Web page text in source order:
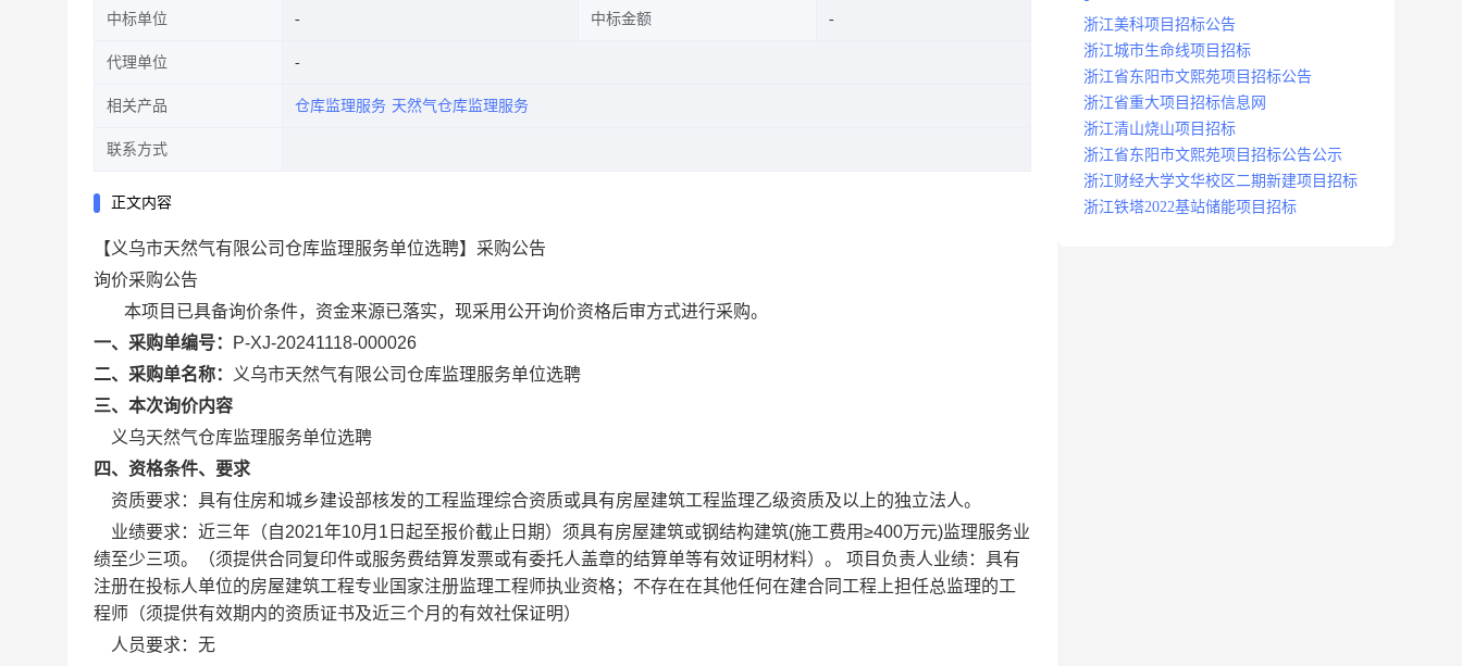
中标单位 中标金额
代理单位
相关产品 仓库监理服务 天然气仓库监理服务
联系方式
正文内容
【义乌市天然气有限公司仓库监理服务单位选聘】采购公告
询价采购公告
本项目已具备询价条件，资金来源已落实，现采用公开询价资格后审方式进行采购。
一、采购单编号：
P-XJ-20241118-000026
二、采购单名称：
义乌市天然气有限公司仓库监理服务单位选聘
三、本次询价内容
义乌天然气仓库监理服务单位选聘
四、资格条件、要求
资质要求：具有住房和城乡建设部核发的工程监理综合资质或具有房屋建筑工程监理乙级资质及以上的独立法人。
业绩要求：近三年（自2021年10月1日起至报价截止日期）须具有房屋建筑或钢结构建筑(施工费用≥400万元)监理服务业
绩至少三项。（须提供合同复印件或服务费结算发票或有委托人盖章的结算单等有效证明材料）。 项目负责人业绩：具有
注册在投标人单位的房屋建筑工程专业国家注册监理工程师执业资格；不存在在其他任何在建合同工程上担任总监理的工
程师（须提供有效期内的资质证书及近三个月的有效社保证明）
人员要求：无
浙江美科项目招标公告
浙江城市生命线项目招标
浙江省东阳市文熙苑项目招标公告
浙江省重大项目招标信息网
浙江清山烧山项目招标
浙江省东阳市文熙苑项目招标公告公示
浙江财经大学文华校区二期新建项目招标
浙江铁塔2022基站储能项目招标